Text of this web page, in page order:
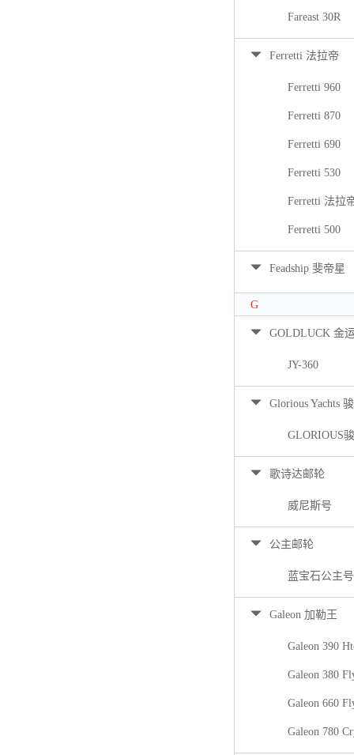
Fareast 30R
Ferretti 法拉帝
Ferretti 960
Ferretti 870
Ferretti 690
Ferretti 530
Ferretti 法拉
Ferretti 500
Feadship 斐帝星
G
GOLDLUCK 金
JY-360
Glorious Yachts
GLORIOUS
歌诗达邮轮
威尼斯号
公主邮轮
蓝宝石公主号
Galeon 加勒王
Galeon 390
Galeon 380
Galeon 660
Galeon 780